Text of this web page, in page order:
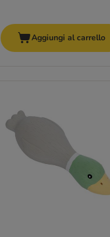
Aggiungi al carrello